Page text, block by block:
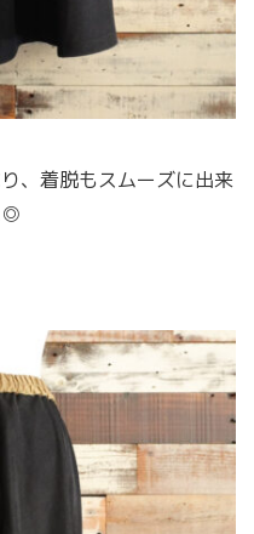
、着脱もスムーズに出来
◎